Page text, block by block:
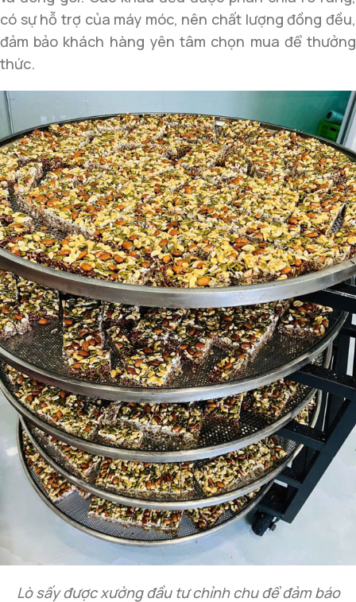
có sự hỗ trợ của máy móc, nên chất lượng đồng đều,
đảm bảo khách hàng yên tâm chọn mua để thưởng
thức.
Lò sấy được xưởng đầu tư chỉnh chu để đảm báo